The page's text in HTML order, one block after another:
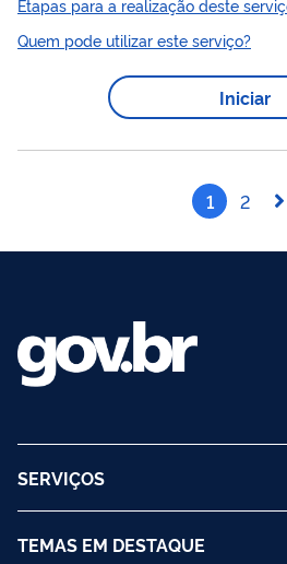
(hemípteros-heterópteros) com
doença de Chagas (triatomíneos).
utilizam caracterização morfológica
molecular das espécies, dando
possui uma coleção
Etapas para a realização deste
Quem pode utilizar este serviço?
Iniciar
1 2
SERVIÇOS
TEMAS EM DESTAQUE